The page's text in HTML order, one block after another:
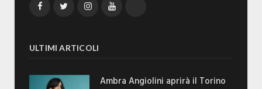
FacebookTwitterInstagramYouTube
ULTIMI ARTICOLI
Ambra Angiolini aprirà il Torino